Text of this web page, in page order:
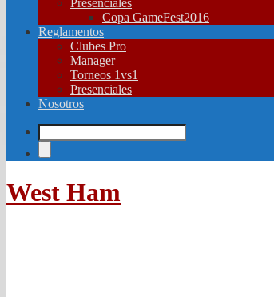
Presenciales
Copa GameFest2016
Reglamentos
Clubes Pro
Manager
Torneos 1vs1
Presenciales
Nosotros
West Ham